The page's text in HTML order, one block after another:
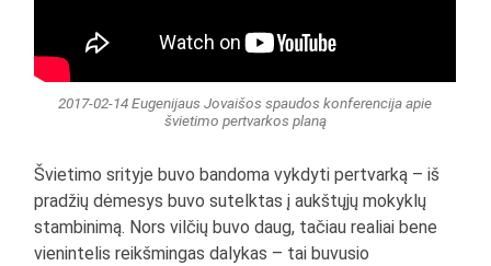
2017-02-14 Eugenijaus Jovaišos spaudos konferencija apie
švietimo pertvarkos planą
Švietimo srityje buvo bandoma vykdyti pertvarką – iš
pradžių dėmesys buvo sutelktas į aukštųjų mokyklų
stambinimą. Nors vilčių buvo daug, tačiau realiai bene
vienintelis reikšmingas dalykas – tai buvusio